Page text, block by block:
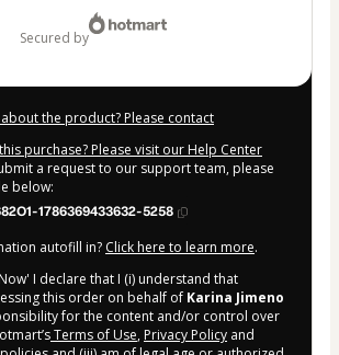
secured by
the product? Please contact
purchase? Please visit our Help Center
a request to our support team, please
below:
1786369433632-5258
autofill in? Click here to learn more.
I declare that I (i) understand that
this order on behalf of Karina Jimeno
for the content and/or control over
Terms of Use, Privacy Policy and